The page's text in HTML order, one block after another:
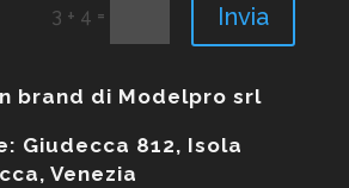
3 + 4 = Invia
brand di Modelpro srl
Giudecca 812, Isola
Venezia